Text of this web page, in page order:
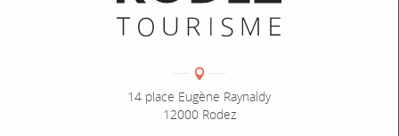
Adresse :
14 place Eugène Raynaldy
12000 Rodez